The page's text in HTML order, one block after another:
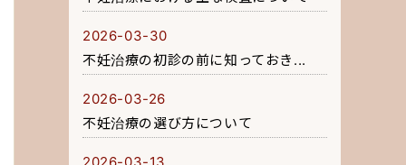
2026-03-30
不妊治療の初診の前に知っておき...
2026-03-26
不妊治療の選び方について